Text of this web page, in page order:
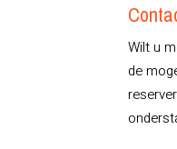
Wilt u
de